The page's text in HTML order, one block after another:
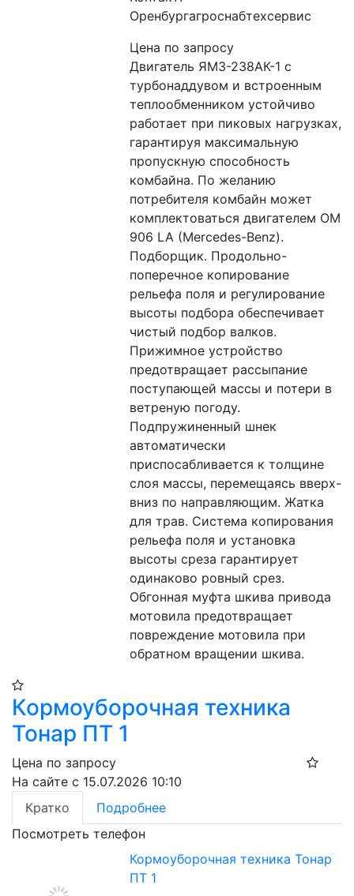
Оренбургагроснабтехсервис
Цена по запросу
Двигатель ЯМЗ-238АК-1 с
турбонаддувом и встроенным
теплообменником устойчиво
работает при пиковых нагрузках,
гарантируя максимальную
пропускную способность
комбайна. По желанию
потребителя комбайн может
комплектоваться двигателем ОМ
906 LA (Mercedes-Benz).
Подборщик. Продольно-
поперечное копирование
рельефа поля и регулирование
высоты подбора обеспечивает
чистый подбор валков.
Прижимное устройство
предотвращает рассыпание
поступающей массы и потери в
ветреную погоду.
Подпружиненный шнек
автоматически
приспосабливается к толщине
слоя массы, перемещаясь вверх-
вниз по направляющим. Жатка
для трав. Система копирования
рельефа поля и установка
высоты среза гарантирует
одинаково ровный срез.
Обгонная муфта шкива привода
мотовила предотвращает
повреждение мотовила при
обратном вращении шкива.
Кормоуборочная техника
Тонар ПТ 1
Цена по запросу
На сайте с 15.07.2026 10:10
Кратко
Подробнее
Посмотреть телефон
Кормоуборочная техника Тонар
ПТ 1